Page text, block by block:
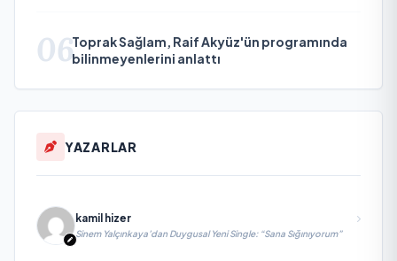
06Toprak Sağlam, Raif Akyüz'ün programında
bilinmeyenlerini anlattı
YAZARLAR
kamil hizer
Sinem Yalçınkaya’dan Duygusal Yeni Single: “Sana Sığınıyorum”